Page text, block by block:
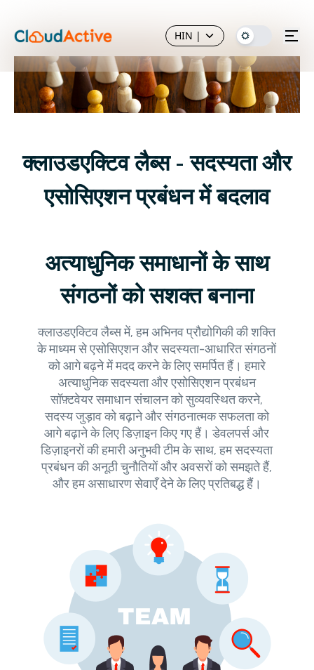
HIN |
क्लाउडएक्टिव लैब्स - सदस्यता और
एसोसिएशन प्रबंधन में बदलाव
अत्याधुनिक समाधानों के साथ
संगठनों को सशक्त बनाना
क्लाउडएक्टिव लैब्स में, हम अभिनव प्रौद्योगिकी की शक्ति
के माध्यम से एसोसिएशन और सदस्यता-आधारित संगठनों
को आगे बढ़ने में मदद करने के लिए समर्पित हैं। हमारे
अत्याधुनिक सदस्यता और एसोसिएशन प्रबंधन
सॉफ़्टवेयर समाधान संचालन को सुव्यवस्थित करने,
सदस्य जुड़ाव को बढ़ाने और संगठनात्मक सफलता को
आगे बढ़ाने के लिए डिज़ाइन किए गए हैं। डेवलपर्स और
डिज़ाइनरों की हमारी अनुभवी टीम के साथ, हम सदस्यता
प्रबंधन की अनूठी चुनौतियों और अवसरों को समझते हैं,
और हम असाधारण सेवाएँ देने के लिए प्रतिबद्ध हैं।